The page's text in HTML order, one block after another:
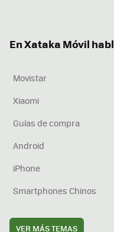
En Xataka Móvil
Movistar
Xiaomi
Guías de compra
Android
iPhone
Smartphones Chinos
VER MÁS TEMAS